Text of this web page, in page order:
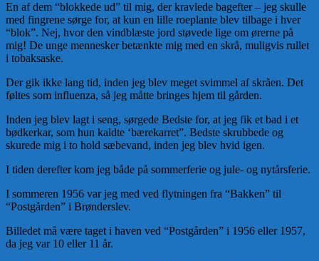
En af dem “blokkede ud” til mig, der kravlede bagefter – jeg skulle
med fingrene sørge for, at kun en lille roeplante blev tilbage i hver
“blok”. Nej, hvor den vindblæste jord støvede lige om ørerne på
mig! De unge mennesker betænkte mig med en skrå, muligvis rullet
i tobaksaske.
Der gik ikke lang tid, inden jeg blev meget svimmel af skråen. Det
føltes som influenza, så jeg måtte bringes hjem til gården.
Inden jeg blev lagt i seng, sørgede Bedste for, at jeg fik et bad i et
bødkerkar, som hun kaldte ‘bærekarret”. Bedste skrubbede og
skurede mig i to hold sæbevand, inden jeg blev hvid igen.
I tiden derefter kom jeg både på sommerferie og jule- og nytårsferie.
I sommeren 1956 var jeg med ved flytningen fra “Bakken” til
“Postgården” i Brønderslev.
Billedet må være taget i haven ved “Postgården” i 1956 eller 1957,
da jeg var 10 eller 11 år.